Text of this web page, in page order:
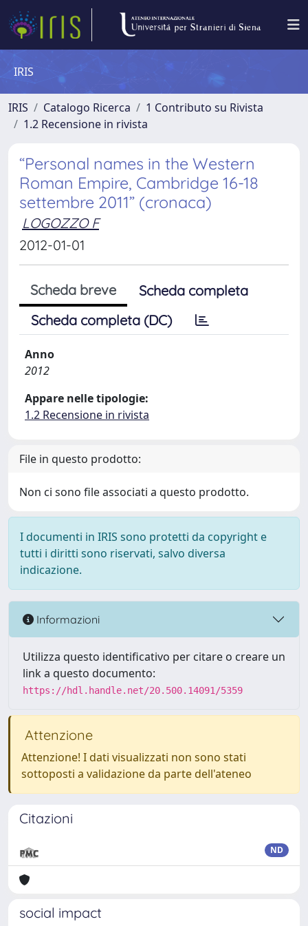
IRIS
IRIS Catalogo Ricerca
1 Contributo su Rivista
1.2 Recensione in rivista
“Personal names in the Western
Roman Empire, Cambridge 16-18
settembre 2011” (cronaca)
LOGOZZO F
2012-01-01
Scheda breve
Scheda completa
Scheda completa (DC)
Anno
2012
Appare nelle tipologie:
1.2 Recensione in rivista
File in questo prodotto:
Non ci sono file associati a questo prodotto.
I documenti in IRIS sono protetti da copyright e
tutti i diritti sono riservati, salvo diversa
indicazione.
Informazioni
Utilizza questo identificativo per citare o creare un
link a questo documento:
https://hdl.handle.net/20.500.14091/5359
Attenzione
Attenzione! I dati visualizzati non sono stati
sottoposti a validazione da parte dell'ateneo
Citazioni
ND
social impact